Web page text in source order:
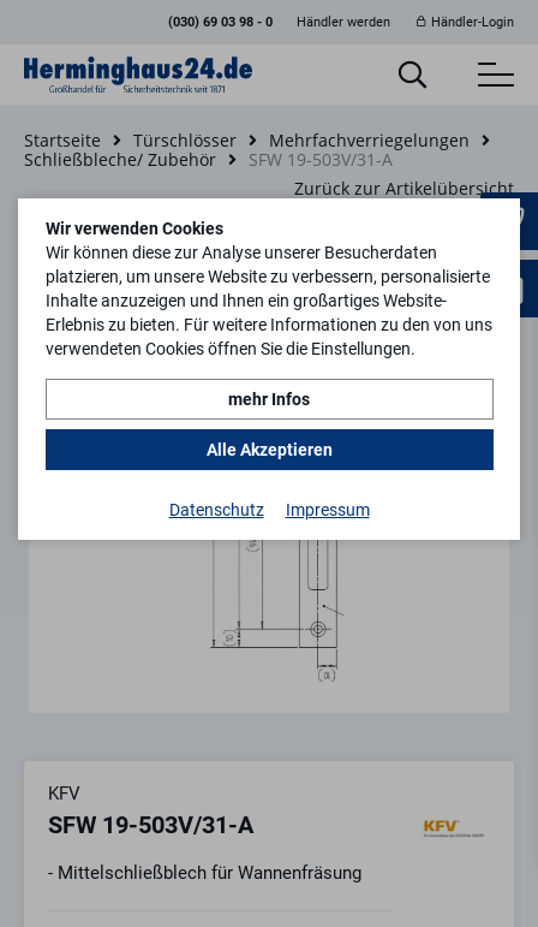
(030) 69 03 98 - 0 Händler werden Händler-Login
Startseite Türschlösser
Mehrfachverriegelungen
Schließbleche/ Zubehör
SFW 19-503V/31-A
Zurück zur Artikelübersicht
KFV
SFW 19-503V/31-A
- Mittelschließblech für Wannenfräsung
Wir verwenden Cookies
Wir können diese zur Analyse unserer Besucherdaten
platzieren, um unsere Website zu verbessern, personalisierte
Inhalte anzuzeigen und Ihnen ein großartiges Website-
Erlebnis zu bieten. Für weitere Informationen zu den von uns
verwendeten Cookies öffnen Sie die Einstellungen.
mehr Infos
Alle Akzeptieren
Datenschutz Impressum